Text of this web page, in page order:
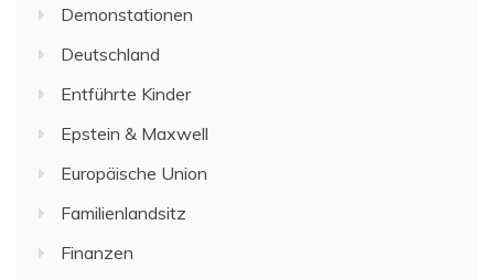
Demonstationen
Deutschland
Entführte Kinder
Epstein & Maxwell
Europäische Union
Familienlandsitz
Finanzen